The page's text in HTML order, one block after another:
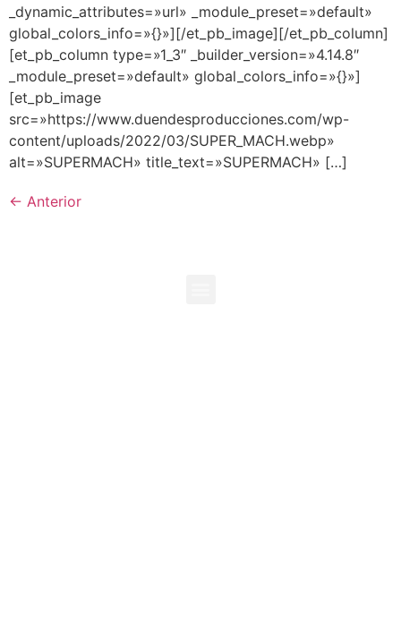
_dynamic_attributes=»url» _module_preset=»default»
global_colors_info=»{}»][/et_pb_image][/et_pb_column]
[et_pb_column type=»1_3″ _builder_version=»4.14.8″
_module_preset=»default» global_colors_info=»{}»]
[et_pb_image
src=»https://www.duendesproducciones.com/wp-
content/uploads/2022/03/SUPER_MACH.webp»
alt=»SUPERMACH» title_text=»SUPERMACH» […]
← Anterior